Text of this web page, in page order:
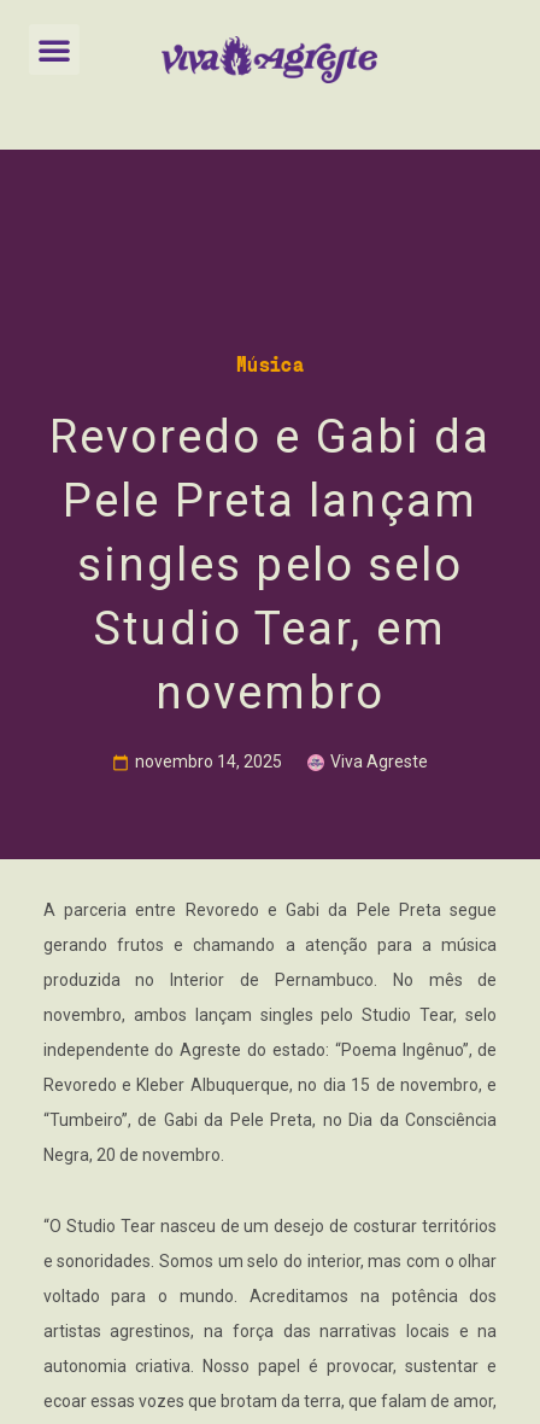
Música
Revoredo e Gabi da
Pele Preta lançam
singles pelo selo
Studio Tear, em
novembro
novembro 14, 2025 Viva Agreste
A parceria entre Revoredo e Gabi da Pele Preta segue
gerando frutos e chamando a atenção para a música
produzida no Interior de Pernambuco. No mês de
novembro, ambos lançam singles pelo Studio Tear, selo
independente do Agreste do estado: “Poema Ingênuo”, de
Revoredo e Kleber Albuquerque, no dia 15 de novembro, e
“Tumbeiro”, de Gabi da Pele Preta, no Dia da Consciência
Negra, 20 de novembro.
“O Studio Tear nasceu de um desejo de costurar territórios
e sonoridades. Somos um selo do interior, mas com o olhar
voltado para o mundo. Acreditamos na potência dos
artistas agrestinos, na força das narrativas locais e na
autonomia criativa. Nosso papel é provocar, sustentar e
ecoar essas vozes que brotam da terra, que falam de amor,